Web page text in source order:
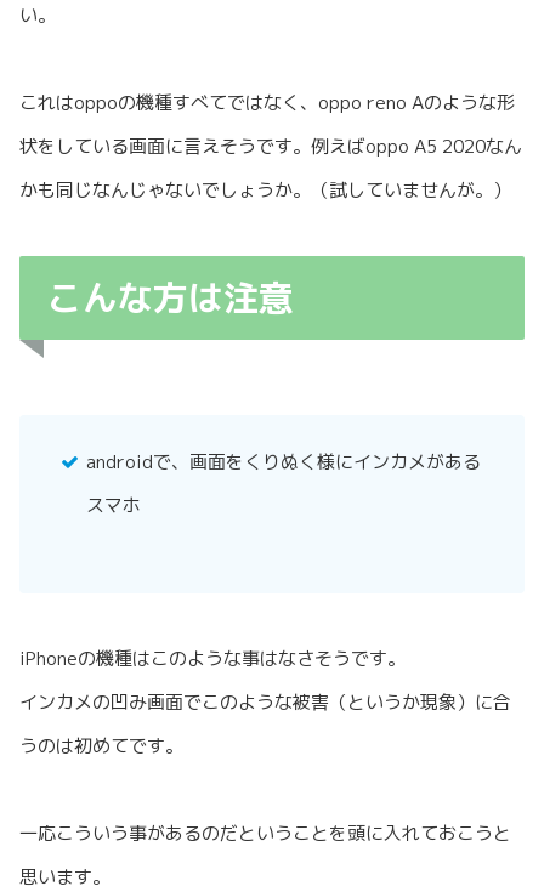
い。
これはoppoの機種すべてではなく、oppo reno Aのような形
状をしている画面に言えそうです。例えばoppo A5 2020なん
かも同じなんじゃないでしょうか。（試していませんが。）
こんな方は注意
androidで、画面をくりぬく様にインカメがある
スマホ
iPhoneの機種はこのような事はなさそうです。
インカメの凹み画面でこのような被害（というか現象）に合
うのは初めてです。
一応こういう事があるのだということを頭に入れておこうと
思います。